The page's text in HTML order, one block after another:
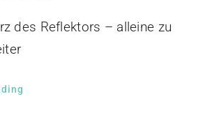
des Reflektors – alleine zu